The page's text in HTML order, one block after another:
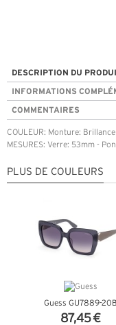
DESCRIPTION DU
INFORMATIONS
COMMENTAIRES
COULEUR: Monture:
MESURES: Verre: 53mm -
PLUS DE COULEURS
Guess GU7889-20B
87,45 €